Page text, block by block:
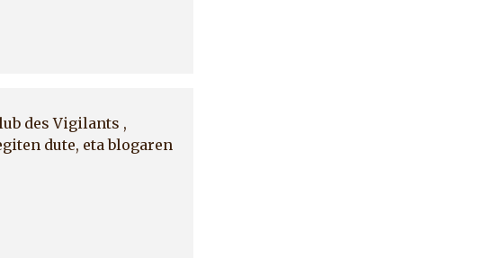
des Vigilants ,
dute, eta blogaren